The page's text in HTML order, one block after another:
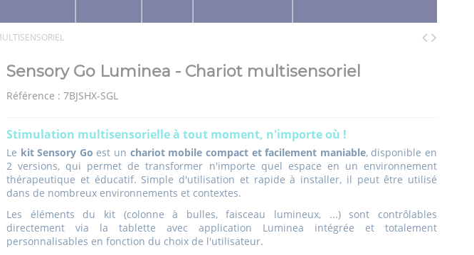
Sensory Go Luminea - Chariot multisensoriel
Référence : 7BJSHX-SGL
Stimulation multisensorielle à tout moment, n'importe où !
Le kit Sensory Go est un chariot mobile compact et facilement maniable, disponible en
2 versions, qui permet de transformer n'importe quel espace en un environnement
thérapeutique et éducatif. Simple d'utilisation et rapide à installer, il peut être utilisé
dans de nombreux environnements et contextes.
Les éléments du kit (colonne à bulles, faisceau lumineux, ...) sont contrôlables
directement via la tablette avec application Luminea intégrée et totalement
personnalisables en fonction du choix de l'utilisateur.